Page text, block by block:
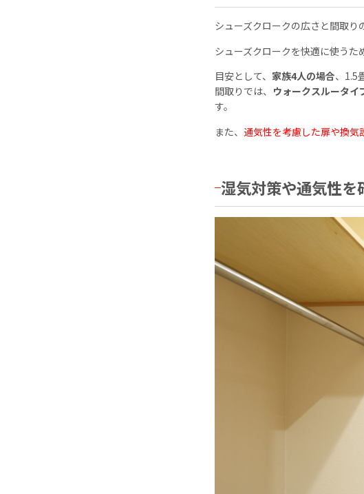
シューズクロークの広さと間取り
シューズクロークを快適に使うた
目安として、 家族4人の場合、1.5
間取りでは、 ウォークスルータイ
す。
また、 通気性を考慮した扉や換
湿気対策や通気性を